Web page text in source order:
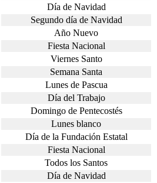
Día de Navidad
Segundo día de Navidad
Año Nuevo
Fiesta Nacional
Viernes Santo
Semana Santa
Lunes de Pascua
Día del Trabajo
Domingo de Pentecostés
Lunes blanco
Día de la Fundación Estatal
Fiesta Nacional
Todos los Santos
Día de Navidad